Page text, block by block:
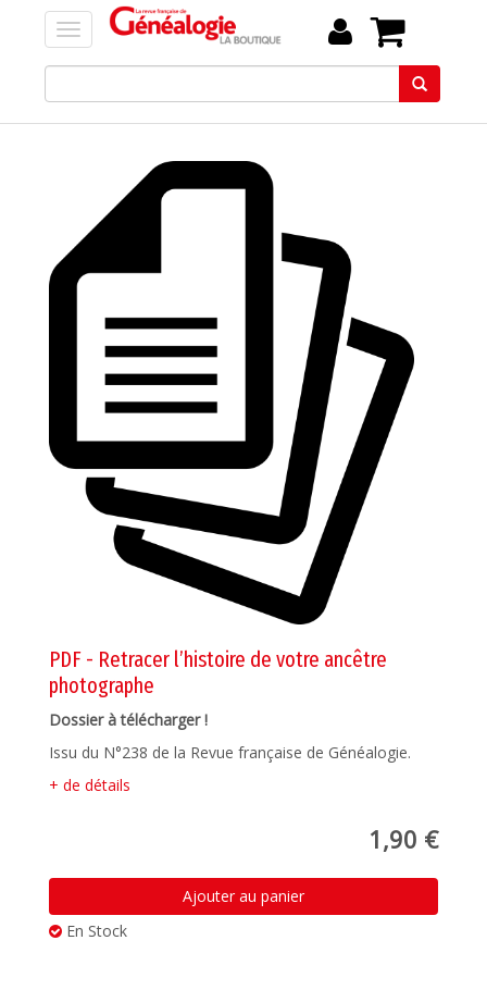
PDF - Retracer l’histoire de votre ancêtre
photographe
Dossier à télécharger !
Issu du N°238 de la Revue française de Généalogie.
+ de détails
1,90 €
Ajouter au panier
En Stock